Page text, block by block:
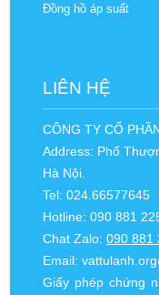
Đồng hồ áp suất
LIÊN HỆ
CÔNG TY CỔ
Address: Phố
Hà Nội.
Tel: 024.66577645
Hotline: 090 881
Chat Zalo: 090 881
Email:
Giấy phép chứng